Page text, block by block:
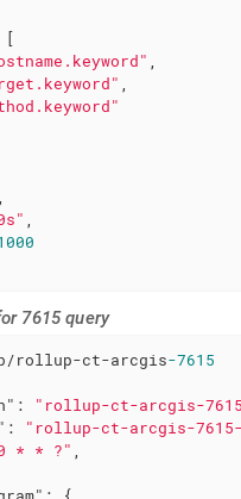
[
,
,
,
7615 query
rollup-ct-arcgis-7615
: "rollup-ct-arcgis-
: "rollup-ct-arcgis-
* * ?" ,